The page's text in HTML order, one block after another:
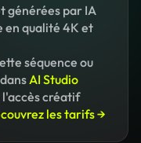
générées par IA
en qualité 4K et
séquence ou
AI Studio
l'accès créatif
les tarifs →